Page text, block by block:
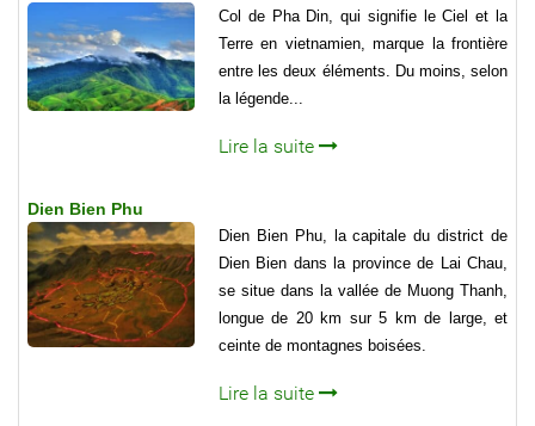
Col de Pha Din, qui signifie le Ciel et la
Terre en vietnamien, marque la frontière
entre les deux éléments. Du moins, selon
la légende...
Lire la suite
Dien Bien Phu
Dien Bien Phu, la capitale du district de
Dien Bien dans la province de Lai Chau,
se situe dans la val­lée de Muong Thanh,
longue de 20 km sur 5 km de large, et
ceinte de montagnes boisées.
Lire la suite